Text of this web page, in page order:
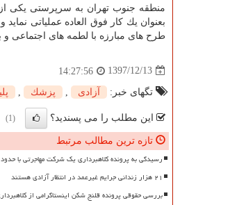
منطقه جنوب تهران به سرپرستی یكی از
بعنوان یك كار فوق العاده عملیاتی
طرح های مبارزه با لطمه های
1397/12/13
14:27:56
تگهای خبر: آزادی پزشك
این مطلب را می پسندید؟ (1)
تازه ترین مطالب مرتبط
رسیدگی به پرونده کلاهبرداری یک شرکت مهاجرتی با حدود ۳۰۰ شاکی در دادسرای تهران
۲۱ هزار زندانی جرایم غیرعمد در انتظار آزادی هستند
بررسی حقوقی پرونده قلنج شکن اینستاگرامی از